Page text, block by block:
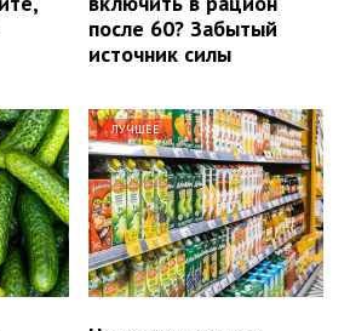
после 60? Забытый
источник силы
ЛУЧШЕЕ